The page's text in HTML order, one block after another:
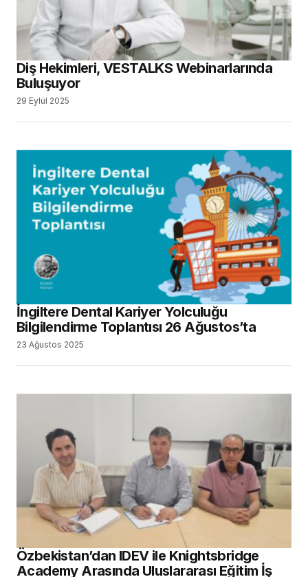
Diş Hekimleri, VESTALKS Webinarlarında
Buluşuyor
29 Eylül 2025
İngiltere Dental Kariyer Yolculuğu
Bilgilendirme Toplantısı 26 Ağustos’ta
23 Ağustos 2025
Özbekistan’dan IDEV ile Knightsbridge
Academy Arasında Uluslararası Eğitim İş